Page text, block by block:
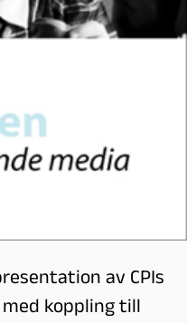
av CPIs
koppling till